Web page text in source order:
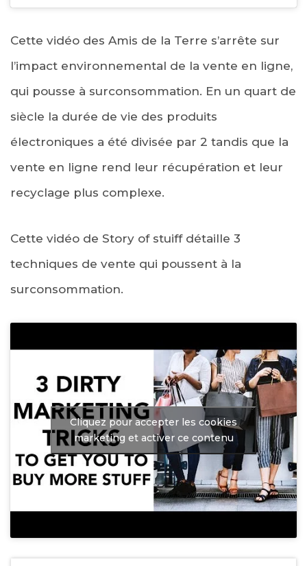
Cette vidéo des Amis de la Terre s’arrête sur
l’impact environnemental de la vente en ligne,
qui pousse à surconsommation. En un quart de
siècle la durée de vie des produits
électroniques a été divisée par 2 tandis que la
vente en ligne rend leur récupération et leur
recyclage plus complexe.
Cette vidéo de Story of stuiff détaille 3
techniques de vente qui poussent à la
surconsommation.
Cliquez pour accepter les cookies
marketing et activer ce contenu